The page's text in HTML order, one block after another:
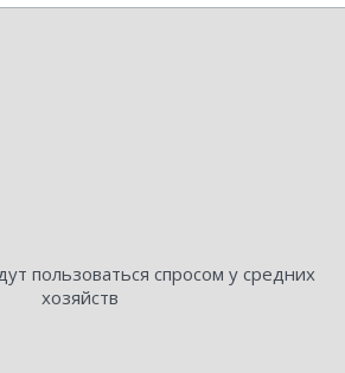
пользоваться спросом у средних
хозяйств